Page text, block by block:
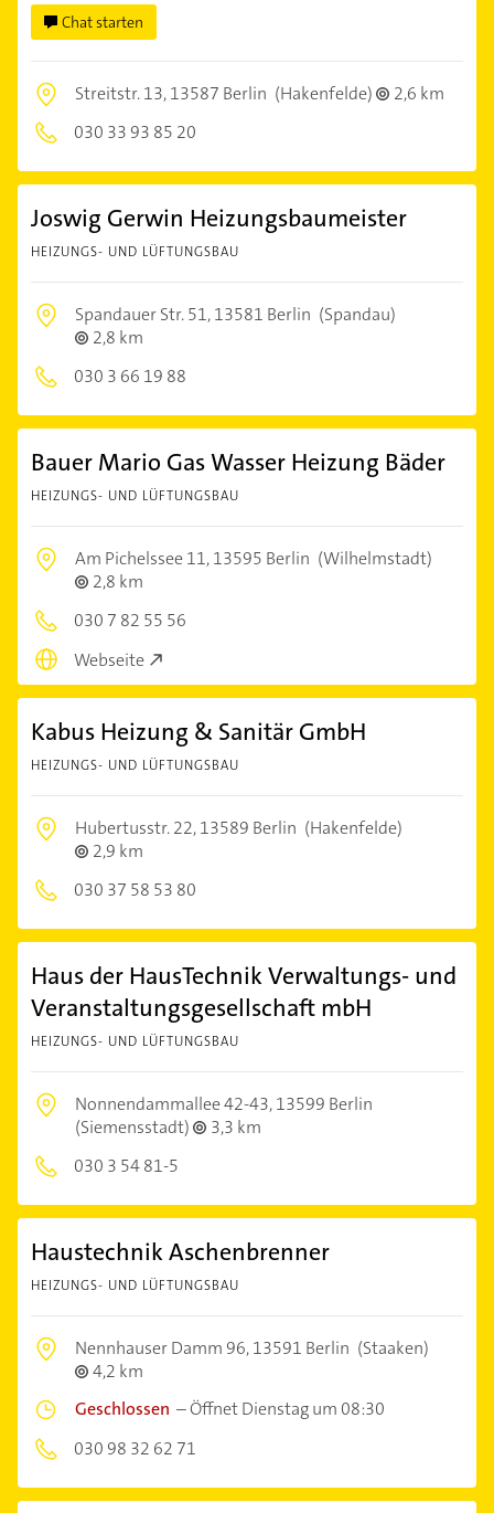
Chat starten
Streitstr. 13,13587 Berlin (Hakenfelde)
2,6 km
030 33 93 85 20
Joswig Gerwin Heizungsbaumeister
HEIZUNGS- UND LÜFTUNGSBAU
Spandauer Str. 51,13581 Berlin (Spandau)
2,8 km
030 3 66 19 88
Bauer Mario Gas Wasser Heizung Bäder
HEIZUNGS- UND LÜFTUNGSBAU
Am Pichelssee 11,13595 Berlin (Wilhelmstadt)
2,8 km
030 7 82 55 56
Webseite
Kabus Heizung & Sanitär GmbH
HEIZUNGS- UND LÜFTUNGSBAU
Hubertusstr. 22,13589 Berlin (Hakenfelde)
2,9 km
030 37 58 53 80
Haus der HausTechnik Verwaltungs- und
Veranstaltungsgesellschaft mbH
HEIZUNGS- UND LÜFTUNGSBAU
Nonnendammallee 42-43,13599 Berlin
(Siemensstadt)
3,3 km
030 3 54 81-5
Haustechnik Aschenbrenner
HEIZUNGS- UND LÜFTUNGSBAU
Nennhauser Damm 96,13591 Berlin (Staaken)
4,2 km
Geschlossen –Öffnet Dienstag um 08:30
030 98 32 62 71